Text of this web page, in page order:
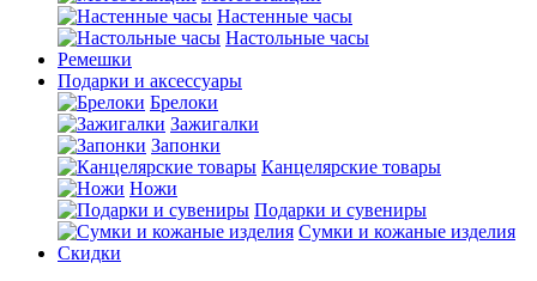
Настенные часы
Настольные часы
Ремешки
Подарки и аксессуары
Брелоки
Зажигалки
Запонки
Канцелярские товары
Ножи
Подарки и сувениры
Сумки и кожаные изделия
Скидки